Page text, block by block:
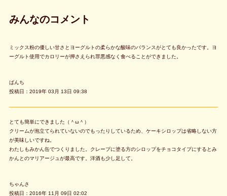
みんなのコメント
ミックス粉の優しい甘さとヨーグルトの柔らかな酸味のバランスがとても良かったです。ヨ
ーグルト使用でカロリーが押さえられ罪悪感なく食べることができました。
ばんち
投稿日：2019年 03月 13日 09:38
とても簡単にできました（＾ω＾）
クリームが泡立てられていないのでもったりしているため、ケーキシロップは省略しない方
が美味しいですね。
わたしもみかん缶でつくりました。クレープに塗る方のシロップをチョコタイプにするとみ
かんとのマリアージュが最高です。洋酒も少し足して。
ちゃんさ
投稿日：2016年 11月 09日 02:02